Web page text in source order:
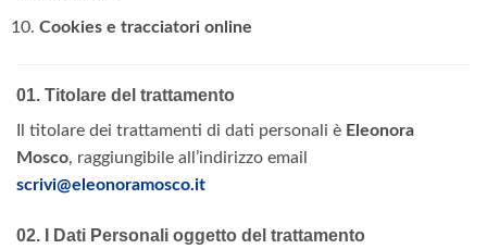
Cookies e tracciatori online
01. Titolare del trattamento
Il titolare dei trattamenti di dati personali è Eleonora
Mosco, raggiungibile all’indirizzo email
scrivi@eleonoramosco.it
02. I Dati Personali oggetto del trattamento